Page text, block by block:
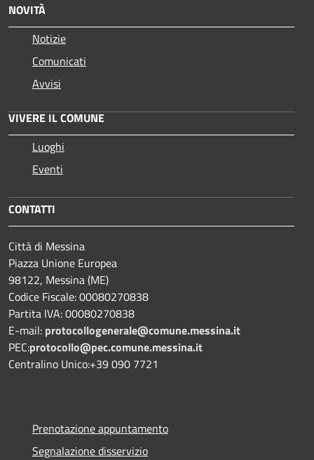
NOVITÀ
Notizie
Comunicati
Avvisi
VIVERE IL COMUNE
Luoghi
Eventi
CONTATTI
Città di Messina
Piazza Unione Europea
98122, Messina (ME)
Codice Fiscale: 00080270838
Partita IVA: 00080270838
E-mail: protocollogenerale@comune.messina.it
PEC:protocollo@pec.comune.messina.it
Centralino Unico:+39 090 7721
Prenotazione appuntamento
Segnalazione disservizio